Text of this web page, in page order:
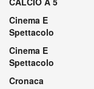
Cinema E
Spettacolo
Cinema E
Spettacolo
Cronaca